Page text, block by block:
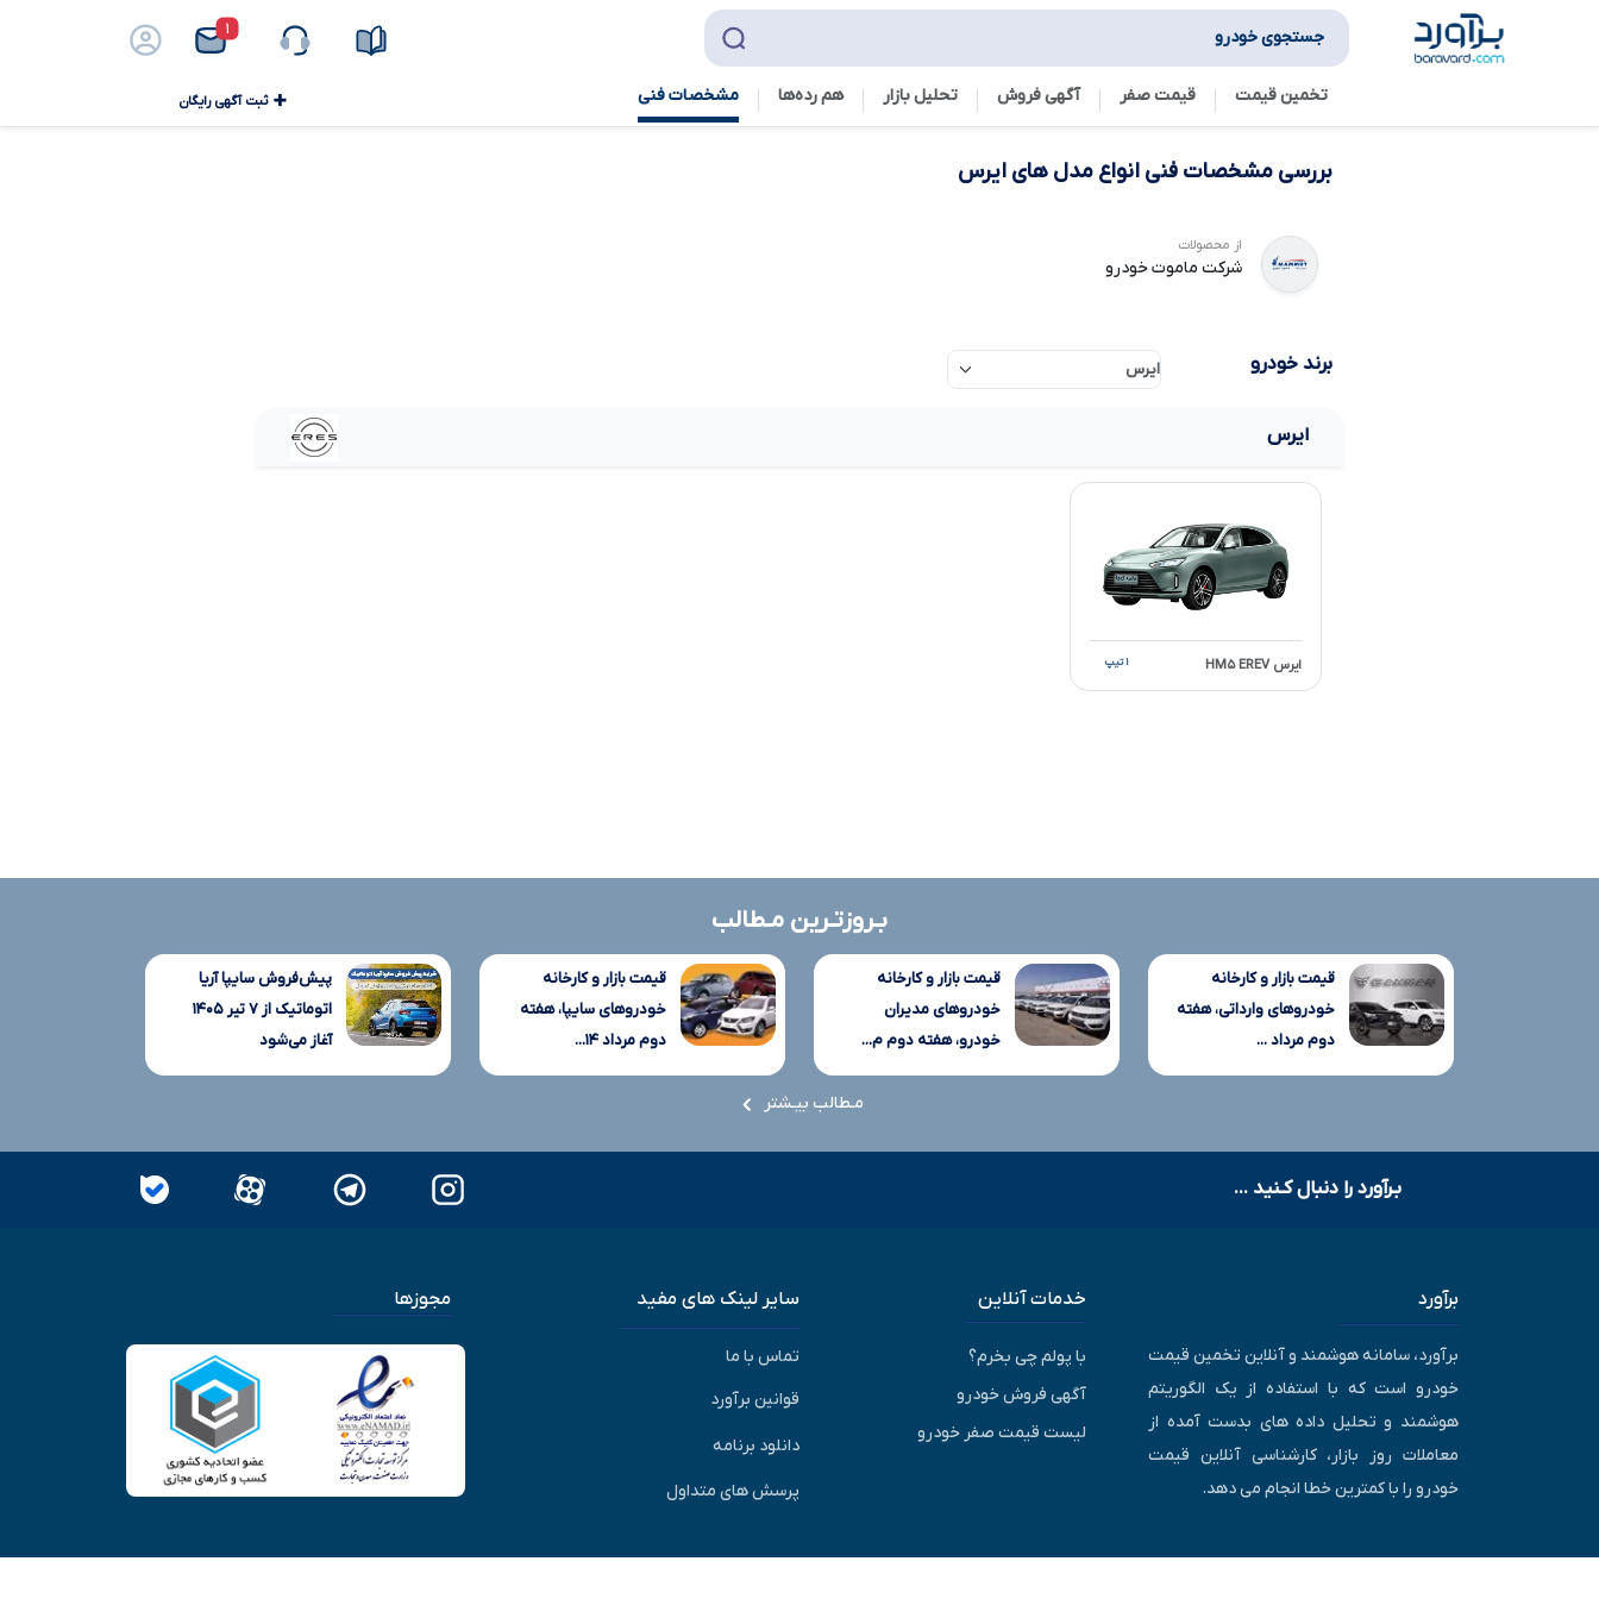
۱ جستجوی خودرو
تخمین قیمت قیمت صفر آگهی فروش تحلیل بازار هم رده‌ها‌ مشخصات فنی ثبت آگهی رایگان
بررسی مشخصات فنی انواع مدل های ایرس
از محصولات
شرکت ماموت خودرو
برند خودرو
ایرس
ایرس HM۵ EREV ۱ تیپ
بـروزتـرین مـطالب
قیمت بازار و کارخانه
خودروهای وارداتی، هفته
دوم مرداد ...
قیمت بازار و کارخانه
خودروهای مدیران
خودرو، هفته دوم م...
قیمت بازار و کارخانه
خودروهای سایپا، هفته
دوم مرداد ۱۴...
پیش‌فروش سایپا آریا
اتوماتیک از ۷ تیر ۱۴۰۵
آغاز می‌شود
مـطالب بیـشتر
بـرآورد را دنبال کـنید ...
برآورد
برآورد، سامانه هوشمند و آنلاین تخمین قیمت
خودرو است که با استفاده از یک الگوریتم
هوشمند و تحلیل داده های بدست آمده از
معاملات روز بازار، کارشناسی آنلاین قیمت
خودرو را با کمترین خطا انجام می دهد.
خدمات آنلاین
با پولم چی بخرم؟
آگهی فروش خودرو
لیست قیمت صفر خودرو
سایر لینک های مفید
تماس با ما
قوانین برآورد
دانلود برنامه
پرسش های متداول
مجوزها